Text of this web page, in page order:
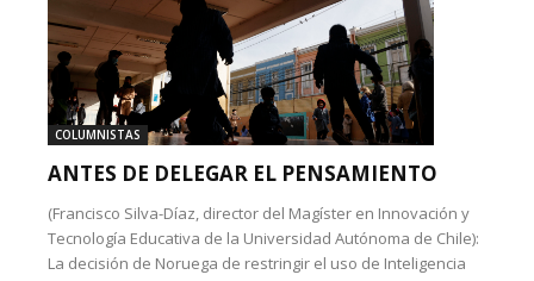
COLUMNISTAS
ANTES DE DELEGAR EL PENSAMIENTO
(Francisco Silva-Díaz, director del Magíster en Innovación y
Tecnología Educativa de la Universidad Autónoma de Chile):
La decisión de Noruega de restringir el uso de Inteligencia